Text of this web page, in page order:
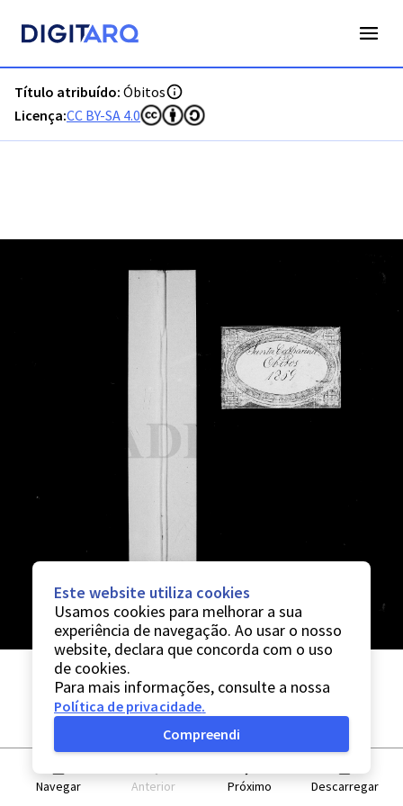
Título atribuído: Óbitos
Licença:CC BY-SA 4.0
Navegar Anterior Próximo Descarregar
Este website utiliza cookies
Usamos cookies para melhorar a sua
experiência de navegação. Ao usar o nosso
website, declara que concorda com o uso
de cookies.
Para mais informações, consulte a nossa
Política de privacidade.
Compreendi